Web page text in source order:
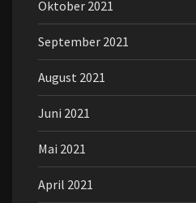
Oktober 2021
September 2021
August 2021
Juni 2021
Mai 2021
April 2021